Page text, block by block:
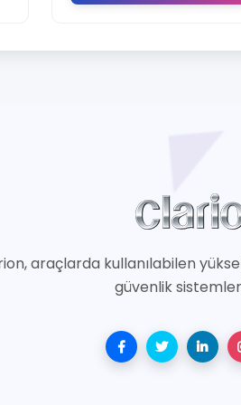
araçlarda kullanılabilen
güvenlik